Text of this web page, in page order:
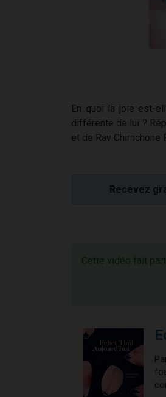
En quoi la joie est-
différente de lui ?
et de Rav Chimchone
Recevez
Cette vidéo fait